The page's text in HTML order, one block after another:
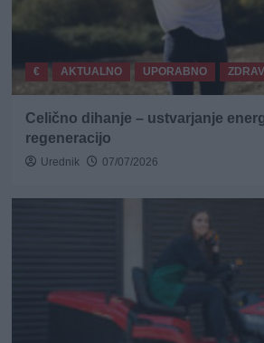
€ AKTUALNO UPORABNO
Celično dihanje – ustvarjanje
regeneracijo
Urednik 07/07/2026